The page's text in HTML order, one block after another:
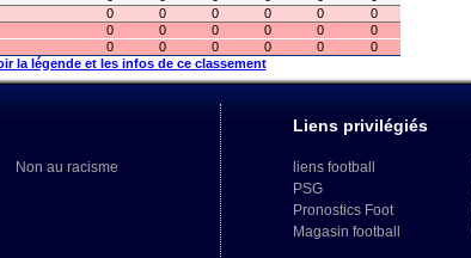
0 0 0 0 0
0
0 0 0 0 0
0
0 0 0 0 0
0
la légende et les infos de ce classement
Non au racisme
Liens privilégiés
liens football
PSG
Pronostics Foot
Magasin football